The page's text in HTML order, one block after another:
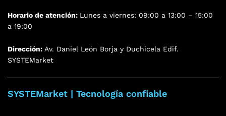
Horario de atención: Lunes a viernes: 09:00 a 13:00 – 15:00
a 19:00
Dirección: Av. Daniel León Borja y Duchicela Edif.
SYSTEMarket
SYSTEMarket | Tecnología confiable